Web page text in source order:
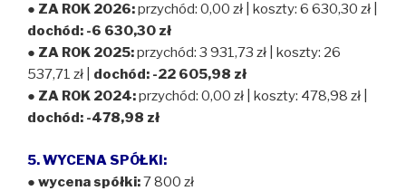
● ZA ROK 2026:przychód: 0,00 zł | koszty: 6 630,30 zł |
dochód: -6 630,30 zł
● ZA ROK 2025:przychód: 3 931,73 zł | koszty: 26
537,71 zł | dochód: -22 605,98 zł
● ZA ROK 2024:przychód: 0,00 zł | koszty: 478,98 zł |
dochód: -478,98 zł
5. WYCENA SPÓŁKI:
● wycena spółki:7 800 zł